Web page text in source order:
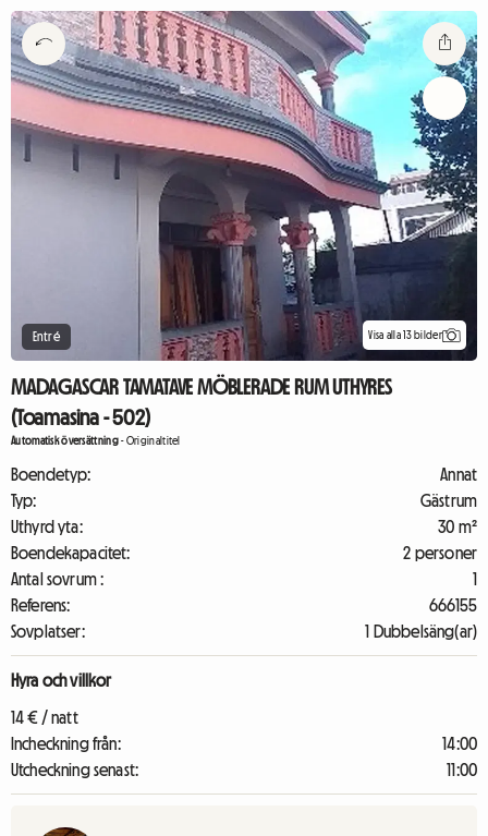
Entré Visa alla 13 bilder
MADAGASCAR TAMATAVE MÖBLERADE RUM UTHYRES
(Toamasina - 502)
Automatisk översättning-Originaltitel
Boendetyp:
Annat
Typ:
Gästrum
Uthyrd yta:
30 m²
Boendekapacitet:
2 personer
Antal sovrum :
1
Referens:
666155
Sovplatser:
1 Dubbelsäng(ar)
Hyra och villkor
14 € / natt
Incheckning från:
14:00
Utcheckning senast:
11:00